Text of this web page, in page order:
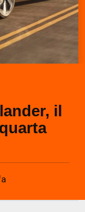
il